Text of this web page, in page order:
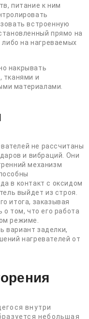
питание к ним
встроенную
прямо на
либо на нагреваемых
накрывать
тканями и
материалами.
не рассчитаны
и вибраций. Они
механизм
в контакт с оксидом
выйдет из строя.
итога, заказывая
о том, что его работа
режиме.
вариант заделки,
нагревателей от
внутри
небольшая